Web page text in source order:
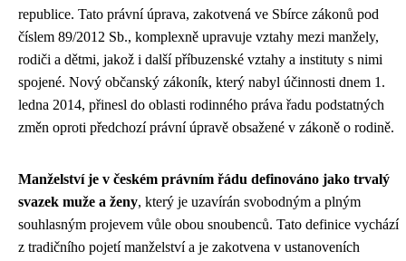
republice. Tato právní úprava, zakotvená ve Sbírce zákonů pod
číslem 89/2012 Sb., komplexně upravuje vztahy mezi manžely,
rodiči a dětmi, jakož i další příbuzenské vztahy a instituty s nimi
spojené. Nový občanský zákoník, který nabyl účinnosti dnem 1.
ledna 2014, přinesl do oblasti rodinného práva řadu podstatných
změn oproti předchozí právní úpravě obsažené v zákoně o rodině.
Manželství je v českém právním řádu definováno jako trvalý
svazek muže a ženy, který je uzavírán svobodným a plným
souhlasným projevem vůle obou snoubenců. Tato definice vychází
z tradičního pojetí manželství a je zakotvena v ustanoveních